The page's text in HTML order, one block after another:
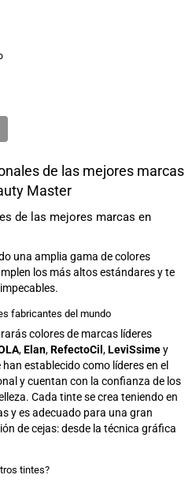
de las mejores marcas
Master
de las mejores marcas en
una amplia gama de colores
los más altos estándares y te
fabricantes del mundo
colores de marcas líderes
,Elan,RefectoCil ,LeviSsimey
establecido como líderes en el
y cuentan con la confianza de los
Cada tinte se crea teniendo en
y es adecuado para una gran
de cejas: desde la técnica gráfica
tintes?